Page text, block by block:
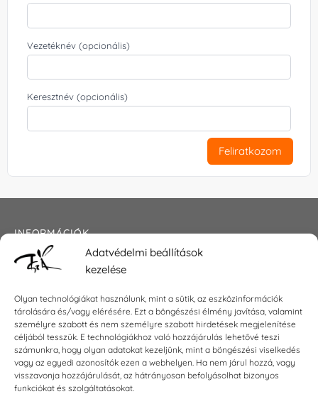
Adatvédelmi beállítások
kezelése
Olyan technológiákat használunk, mint a sütik, az eszközinformációk
tárolására és/vagy elérésére. Ezt a böngészési élmény javítása, valamint
személyre szabott és nem személyre szabott hirdetések megjelenítése
céljából tesszük. E technológiákhoz való hozzájárulás lehetővé teszi
számunkra, hogy olyan adatokat kezeljünk, mint a böngészési viselkedés
vagy az egyedi azonosítók ezen a webhelyen. Ha nem járul hozzá, vagy
visszavonja hozzájárulását, az hátrányosan befolyásolhat bizonyos
funkciókat és szolgáltatásokat.
Vezetéknév (opcionális)
Keresztnév (opcionális)
Feliratkozom
INFORMÁCIÓK
Általános szerződési feltételek
Impresszum
KAPCSOLAT
E-mail:shop@torokszilvi.com